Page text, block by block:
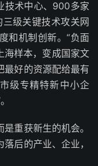
技术中心、900多家
级关键技术攻关网
和机制创新。“负面
海样本，变成国家文
最好的资源配给最有
级专精特新中小企
重获新生的机会。
后的产业、企业，